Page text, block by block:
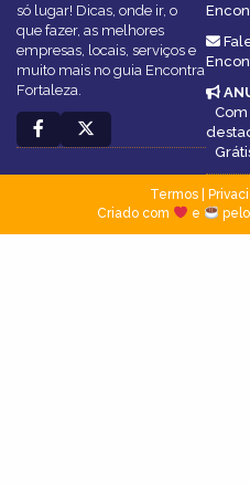
só lugar! Dicas, onde ir, o
que fazer, as melhores
empresas, locais, serviços e
muito mais no guia Encontra
Fortaleza.
Com
Termos|
Criado com
e